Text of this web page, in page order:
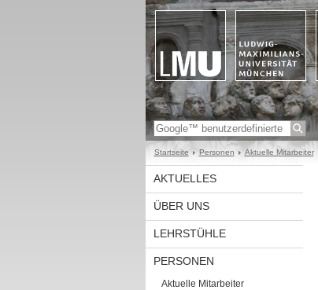
Startseite Personen Aktuelle Mitarbeiter
AKTUELLES
ÜBER UNS
LEHRSTÜHLE
PERSONEN
Aktuelle Mitarbeiter